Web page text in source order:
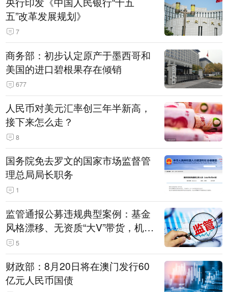
五”改革发展规划》
7
商务部：初步认定原产于墨西哥和
美国的进口碧根果存在倾销
677
人民币对美元汇率创三年半新高，
接下来怎么走？
8
国务院免去罗文的国家市场监督管
理总局局长职务
1
监管通报公募违规典型案例：基金
风格漂移、无资质“大V”带货，机构
被暂停新产品注册3个月
5
财政部：8月20日将在澳门发行60
亿元人民币国债